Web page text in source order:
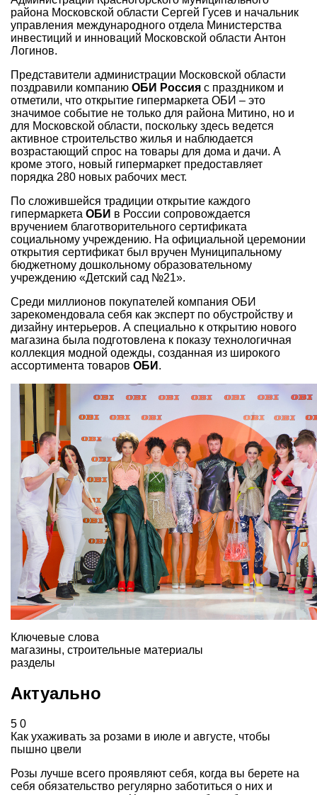
района Московской области Сергей Гусев и начальник
управления международного отдела Министерства
инвестиций и инноваций Московской области Антон
Логинов.
Представители администрации Московской области
поздравили компанию ОБИ Россия с праздником и
отметили, что открытие гипермаркета ОБИ – это
значимое событие не только для района Митино, но и
для Московской области, поскольку здесь ведется
активное строительство жилья и наблюдается
возрастающий спрос на товары для дома и дачи. А
кроме этого, новый гипермаркет предоставляет
порядка 280 новых рабочих мест.
По сложившейся традиции открытие каждого
гипермаркета ОБИ в России сопровождается
вручением благотворительного сертификата
социальному учреждению. На официальной церемонии
открытия сертификат был вручен Муниципальному
бюджетному дошкольному образовательному
учреждению «Детский сад №21».
Среди миллионов покупателей компания ОБИ
зарекомендовала себя как эксперт по обустройству и
дизайну интерьеров. А специально к открытию нового
магазина была подготовлена к показу технологичная
коллекция модной одежды, созданная из широкого
ассортимента товаров ОБИ .
Ключевые слова
магазины, строительные материалы
разделы
Актуально
5 0
Как ухаживать за розами в июле и августе, чтобы
пышно цвели
Розы лучше всего проявляют себя, когда вы берете на
себя обязательство регулярно заботиться о них и